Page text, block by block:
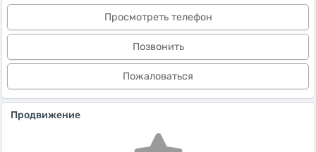
Просмотреть телефон
Позвонить
Пожаловаться
Продвижение